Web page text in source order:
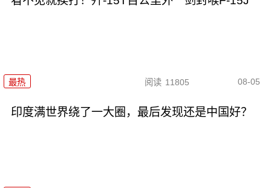
最热 阅读 11805 08-05
印度满世界绕了一大圈，最后发现还是中国好？